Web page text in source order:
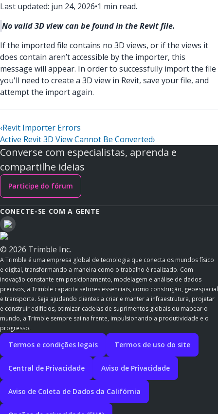
Last updated: jun 24, 2026•1 min read.
No valid 3D view can be found in the Revit file.
If the imported file contains no 3D views, or if the views it
does contain aren’t accessible by the importer, this
message will appear. In order to successfully import the file
you'll need to create a 3D view in Revit, save your file, and
attempt the import again.
‹Revit Importer Errors
Active Revit 3D View Cannot Be Converted›
Converse com especialistas, aprenda e
compartilhe ideias
Participe do fórum
CONECTE-SE COM A GENTE
© 2026 Trimble Inc.
A Trimble é uma empresa global de tecnologia que conecta os mundos físico
e digital, transformando a maneira como o trabalho é realizado. Com
inovação constante em posicionamento, modelagem e análise de dados
precisos, a Trimble capacita setores essenciais, como construção, geoespacial
e transporte. Seja ajudando clientes a criar e manter a infraestrutura, projetar
e construir edifícios, otimizar cadeias de suprimentos globais ou mapear o
mundo, a Trimble sempre sai na frente, impulsionando a produtividade e o
progresso.
Termos e condições legais Termos de uso do site
Central de Privacidade Aviso de Privacidade
Aviso de Coleta de Dados da Califórnia